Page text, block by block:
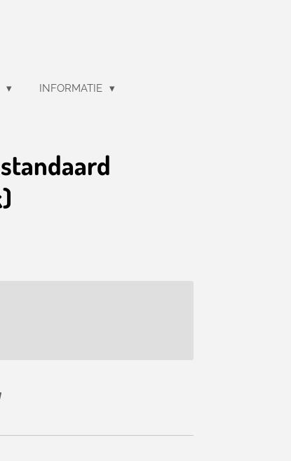
INFORMATIE